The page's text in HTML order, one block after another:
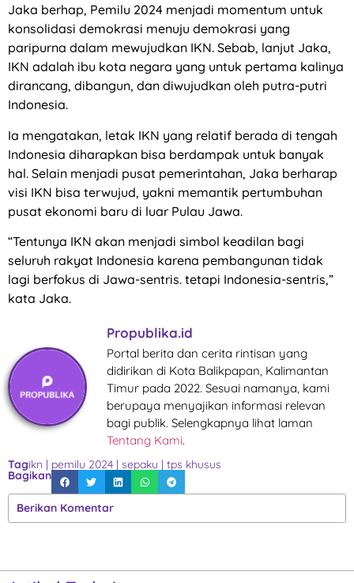
Jaka berhap, Pemilu 2024 menjadi momentum untuk
konsolidasi demokrasi menuju demokrasi yang
paripurna dalam mewujudkan IKN. Sebab, lanjut Jaka,
IKN adalah ibu kota negara yang untuk pertama kalinya
dirancang, dibangun, dan diwujudkan oleh putra-putri
Indonesia.
Ia mengatakan, letak IKN yang relatif berada di tengah
Indonesia diharapkan bisa berdampak untuk banyak
hal. Selain menjadi pusat pemerintahan, Jaka berharap
visi IKN bisa terwujud, yakni memantik pertumbuhan
pusat ekonomi baru di luar Pulau Jawa.
“Tentunya IKN akan menjadi simbol keadilan bagi
seluruh rakyat Indonesia karena pembangunan tidak
lagi berfokus di Jawa-sentris. tetapi Indonesia-sentris,”
kata Jaka.
Propublika.id
Portal berita dan cerita rintisan yang
didirikan di Kota Balikpapan, Kalimantan
Timur pada 2022. Sesuai namanya, kami
berupaya menyajikan informasi relevan
bagi publik. Selengkapnya lihat laman
Tentang Kami.
Tagikn pemilu 2024 sepaku tps khusus
Bagikan
Berikan Komentar